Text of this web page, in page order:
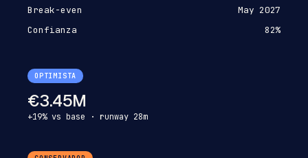
Break-even
May 2027
Confianza
82%
OPTIMISTA
€3.45M
+19% vs base · runway 28m